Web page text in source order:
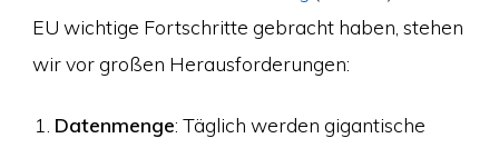
EU wichtige Fortschritte gebracht haben, stehen
wir vor großen Herausforderungen:
Datenmenge: Täglich werden gigantische